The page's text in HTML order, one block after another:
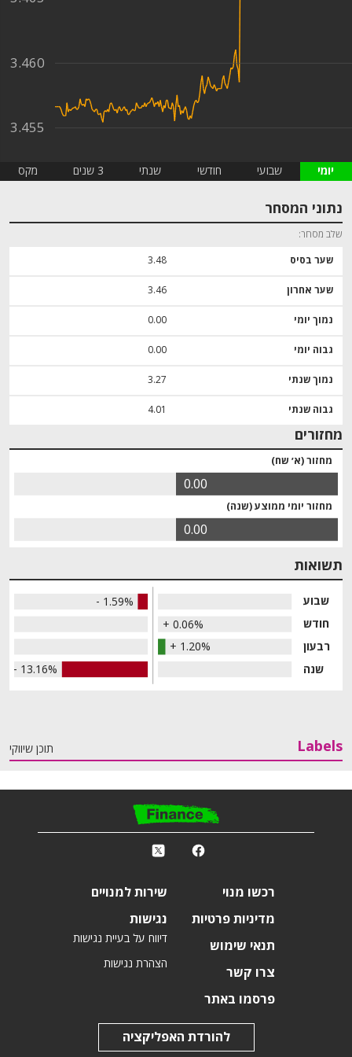
3.455
3.460
יומי שבועי חודשי שנתי 3 שנים מקס
נתוני המסחר
שלב מסחר
שער בסיס 3.48
שער אחרון 3.46
נמוך יומי 0.00
גבוה יומי 0.00
נמוך שנתי 3.27
גבוה שנתי 4.01
מחזורים
0.00
0.00
מחזור יומי ממוצע (שנה)
מחזור (א׳ שח)
תשואות
- 1.59%
+ 0.06%
+ 1.20%
- 13.16% שנה
רבעון
חודש
שבוע
Labels תוכן שיווקי
רכשו מנוי
מדיניות פרטיות
תנאי שימוש
צרו קשר
פרסמו באתר
שירות למנויים
נגישות
דיווח על בעיית נגישות
הצהרת נגישות
להורדת האפליקציה